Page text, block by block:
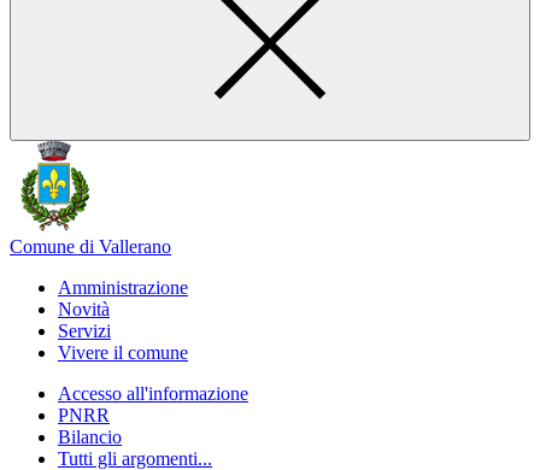
Comune di Vallerano
Amministrazione
Novità
Servizi
Vivere il comune
Accesso all'informazione
PNRR
Bilancio
Tutti gli argomenti...